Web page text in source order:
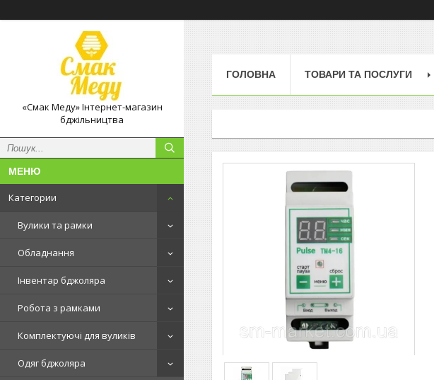
«Смак Меду» Інтернет-магазин
бджільництва
Категории
Вулики та рамки
Обладнання
Інвентар бджоляра
Робота з рамками
Комплектуючі для вуликів
Одяг бджоляра
ГОЛОВНА ТОВАРИ ТА ПОСЛУГИ